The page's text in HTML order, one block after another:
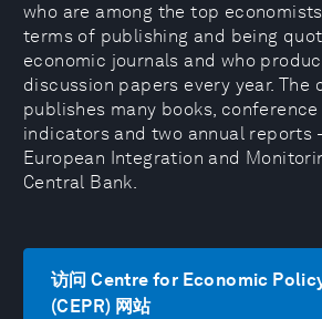
who are among the top
terms of publishing and being
economic journals and who
discussion papers every year. The
publishes many books,
indicators and two annual reports
European Integration and
Central Bank.
访问 Centre for Economic
(CEPR) 网站